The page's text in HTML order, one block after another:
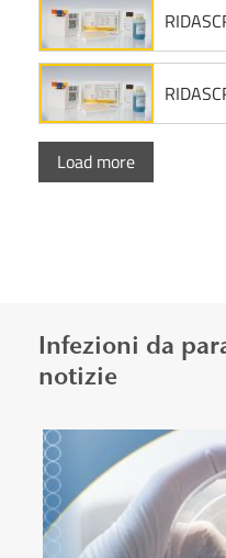
Load more
Infezioni da
notizie